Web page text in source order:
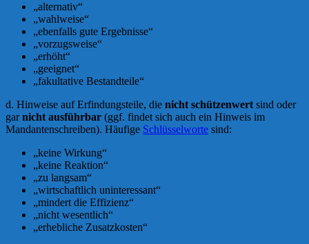
„alternativ“
„wahlweise“
„ebenfalls gute Ergebnisse“
„vorzugsweise“
„erhöht“
„geeignet“
„fakultative Bestandteile“
d. Hinweise auf Erfindungsteile, die nicht schützenwert sind oder
garnicht ausführbar (ggf. findet sich auch ein Hinweis im
Mandantenschreiben). Häufige Schlüsselworte sind:
„keine Wirkung“
„keine Reaktion“
„zu langsam“
„wirtschaftlich uninteressant“
„mindert die Effizienz“
„nicht wesentlich“
„erhebliche Zusatzkosten“